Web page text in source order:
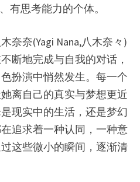
有思考能力的个体。
奈奈(Yagi Nana,八木奈々)
断地完成与自我的对话，
扮演中悄然发生。每一个
离自己的真实与梦想更近
现实中的生活，还是梦幻
追求着一种认同，一种意
这些微小的瞬间，逐渐清